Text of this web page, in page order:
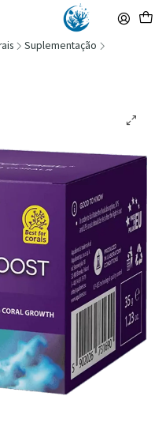
149,90€ (Envio extresso: 14,90€)
Suplementação